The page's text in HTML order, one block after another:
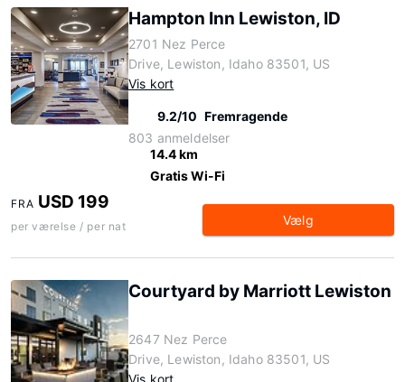
Hampton Inn Lewiston, ID
2701 Nez Perce
Drive, Lewiston, Idaho 83501, US
Vis kort
9.2/10 Fremragende
803 anmeldelser
14.4 km
Gratis Wi-Fi
FRA USD 199
per værelse / per nat Vælg
Courtyard by Marriott Lewiston
2647 Nez Perce
Drive, Lewiston, Idaho 83501, US
Vis kort